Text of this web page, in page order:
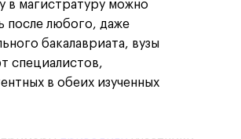
в магистратуру можно
после любого, даже
бакалавриата, вузы
специалистов,
в обеих изученных